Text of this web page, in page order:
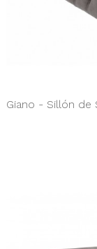
Giano - Sillón de